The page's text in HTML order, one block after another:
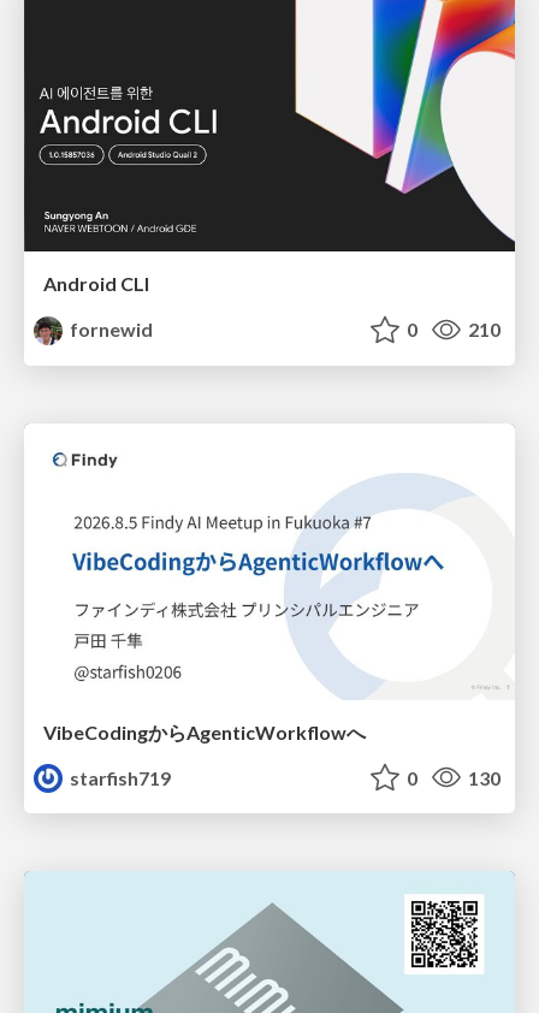
Android CLI
fornewid
0 210
VibeCodingからAgenticWorkflowへ
starfish719
0 130